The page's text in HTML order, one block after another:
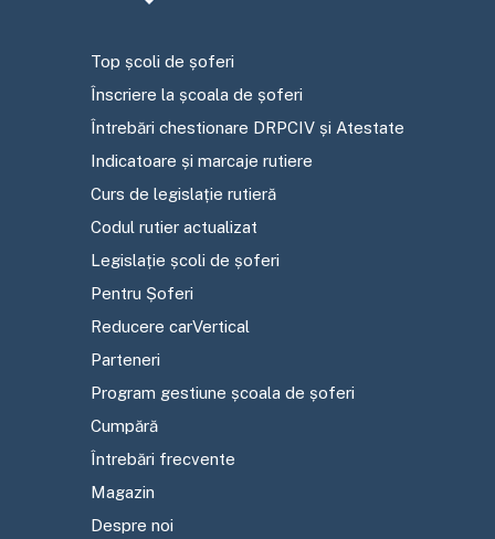
Top școli de șoferi
Înscriere la școala de șoferi
Întrebări chestionare DRPCIV și Atestate
Indicatoare și marcaje rutiere
Curs de legislație rutieră
Codul rutier actualizat
Legislație școli de șoferi
Pentru Șoferi
Reducere carVertical
Parteneri
Program gestiune școala de șoferi
Cumpără
Întrebări frecvente
Magazin
Despre noi